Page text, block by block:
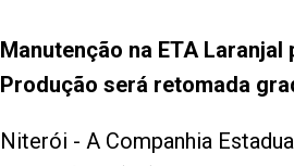
Manutenção na ETA
Produção será retomada
Niterói - A Companhia